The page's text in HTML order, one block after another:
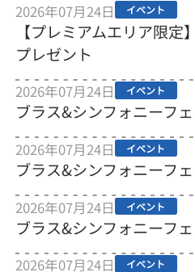
2026年07月24日 イベント
【プレミアムエリア限定
プレゼント
2026年07月24日 イベント
ブラス&シンフォニーフ
2026年07月24日 イベント
ブラス&シンフォニーフ
2026年07月24日 イベント
ブラス&シンフォニーフ
2026年07月24日 イベント